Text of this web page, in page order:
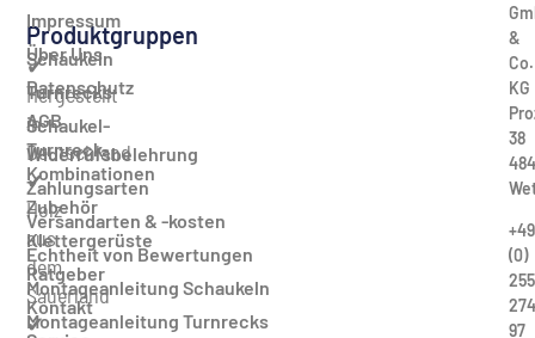
✔
Hergestellt
in
Deutschland
✔
Holz
aus
dem
Sauerland
✔
Impressum
Über Uns
Datenschutz
AGB
Widerrufsbelehrung
Zahlungsarten
Versandarten & -kosten
Echtheit von Bewertungen
Montageanleitung Schaukeln
Montageanleitung Turnrecks
Produktgruppen
Schaukeln
Turnrecks
Schaukel-
Turnreck-
Kombinationen
Zubehör
Klettergerüste
Ratgeber
Kontakt
&
Co.
KG
38
+49
(0)
274
97